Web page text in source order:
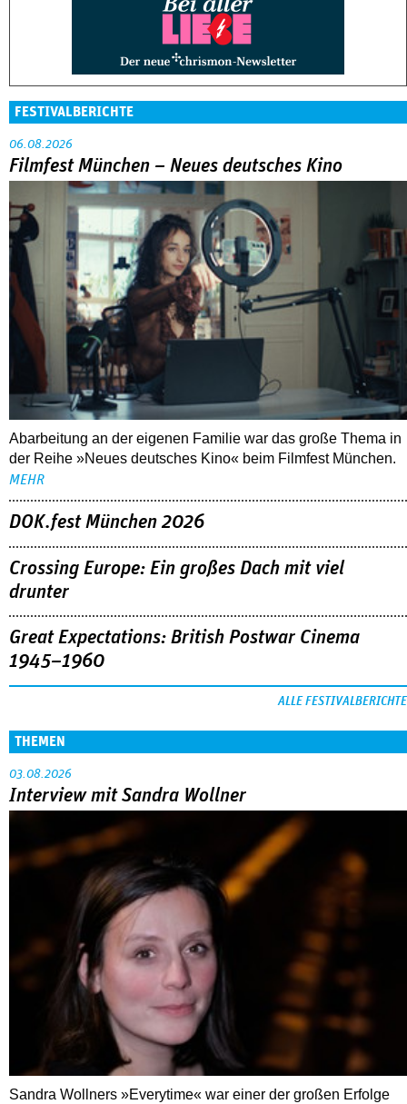
FESTIVALBERICHTE
06.08.2026
Filmfest München – Neues deutsches Kino
Abarbeitung an der eigenen Familie war das große Thema in
der Reihe »Neues deutsches Kino« beim Filmfest München.
MEHR
DOK.fest München 2026
Crossing Europe: Ein großes Dach mit viel
drunter
Great Expectations: British Postwar Cinema
1945–1960
ALLE FESTIVALBERICHTE
THEMEN
03.08.2026
Interview mit Sandra Wollner
Sandra Wollners »Everytime« war einer der großen Erfolge